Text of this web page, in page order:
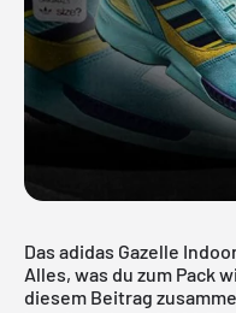
Das adidas Gazelle
Alles, was du zum Pack
diesem Beitrag